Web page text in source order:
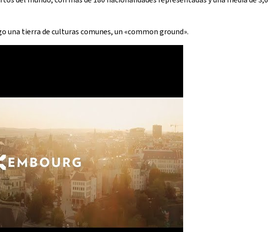
una tierra de culturas comunes, un «common ground».